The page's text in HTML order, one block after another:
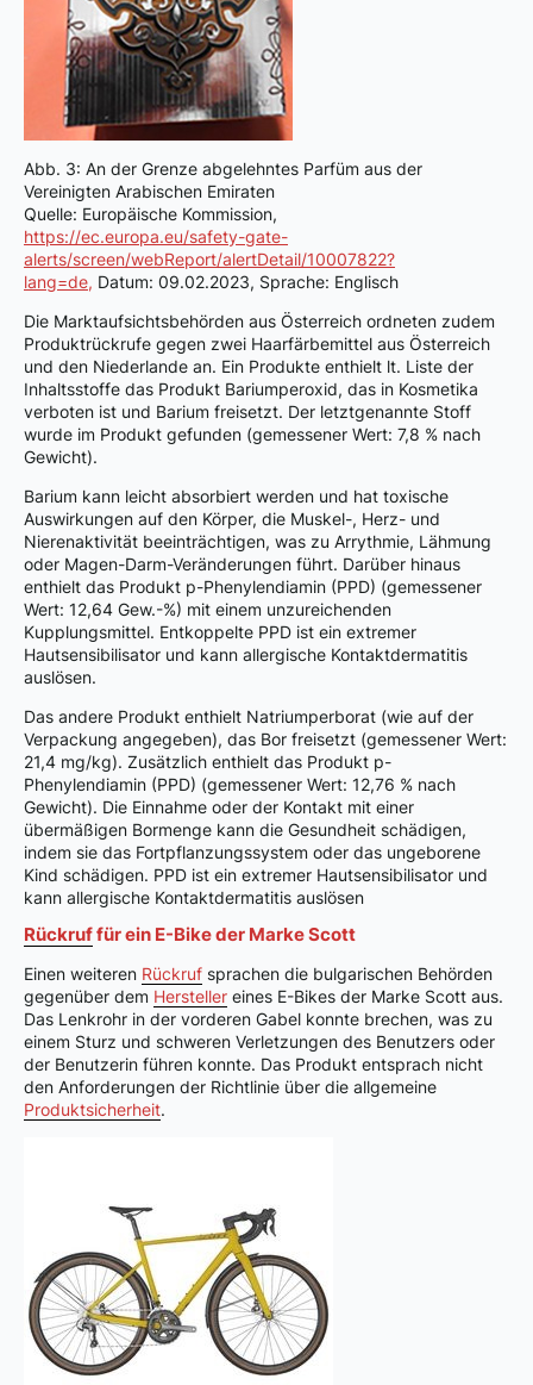
Abb. 3: An der Grenze abgelehntes Parfüm aus der
Vereinigten Arabischen Emiraten
Quelle: Europäische Kommission,
https://ec.europa.eu/safety-gate-
alerts/screen/webReport/alertDetail/10007822?
lang=de, Datum: 09.02.2023, Sprache: Englisch
Die Marktaufsichtsbehörden aus Österreich ordneten zudem
Produktrückrufe gegen zwei Haarfärbemittel aus Österreich
und den Niederlande an. Ein Produkte enthielt lt. Liste der
Inhaltsstoffe das Produkt Bariumperoxid, das in Kosmetika
verboten ist und Barium freisetzt. Der letztgenannte Stoff
wurde im Produkt gefunden (gemessener Wert: 7,8 % nach
Gewicht).
Barium kann leicht absorbiert werden und hat toxische
Auswirkungen auf den Körper, die Muskel-, Herz- und
Nierenaktivität beeinträchtigen, was zu Arrythmie, Lähmung
oder Magen-Darm-Veränderungen führt. Darüber hinaus
enthielt das Produkt p-Phenylendiamin (PPD) (gemessener
Wert: 12,64 Gew.-%) mit einem unzureichenden
Kupplungsmittel. Entkoppelte PPD ist ein extremer
Hautsensibilisator und kann allergische Kontaktdermatitis
auslösen.
Das andere Produkt enthielt Natriumperborat (wie auf der
Verpackung angegeben), das Bor freisetzt (gemessener Wert:
21,4 mg/kg). Zusätzlich enthielt das Produkt p-
Phenylendiamin (PPD) (gemessener Wert: 12,76 % nach
Gewicht). Die Einnahme oder der Kontakt mit einer
übermäßigen Bormenge kann die Gesundheit schädigen,
indem sie das Fortpflanzungssystem oder das ungeborene
Kind schädigen. PPD ist ein extremer Hautsensibilisator und
kann allergische Kontaktdermatitis auslösen
Rückruffür ein E-Bike der Marke Scott
Einen weiteren Rückruf sprachen die bulgarischen Behörden
gegenüber dem Hersteller eines E-Bikes der Marke Scott aus.
Das Lenkrohr in der vorderen Gabel konnte brechen, was zu
einem Sturz und schweren Verletzungen des Benutzers oder
der Benutzerin führen konnte. Das Produkt entsprach nicht
den Anforderungen der Richtlinie über die allgemeine
Produktsicherheit.